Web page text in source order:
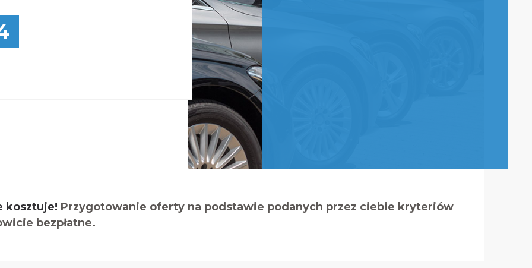
kosztuje! Przygotowanie oferty na podstawie podanych przez ciebie kryteriów
bezpłatne.